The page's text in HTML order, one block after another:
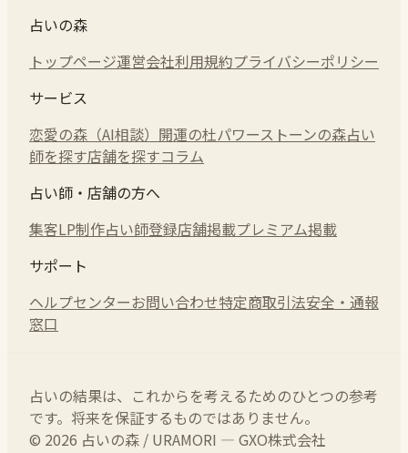
占いの森
トップページ運営会社利用規約プライバシーポリシー
サービス
恋愛の森（AI相談） 開運の杜パワーストーンの森占い
師を探す店舗を探すコラム
占い師・店舗の方へ
集客LP制作占い師登録店舗掲載プレミアム掲載
サポート
ヘルプセンターお問い合わせ特定商取引法安全・通報
窓口
占いの結果は、これからを考えるためのひとつの参考
です。将来を保証するものではありません。
© 2026 占いの森 / URAMORI — GXO株式会社